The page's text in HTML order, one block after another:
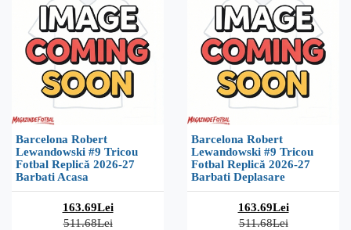
Barcelona Robert
Lewandowski #9 Tricou
Fotbal Replică 2026-27
Barbati Acasa
163.69Lei
511.68Lei
Barcelona Robert
Lewandowski #9 Tricou
Fotbal Replică 2026-27
Barbati Deplasare
163.69Lei
511.68Lei